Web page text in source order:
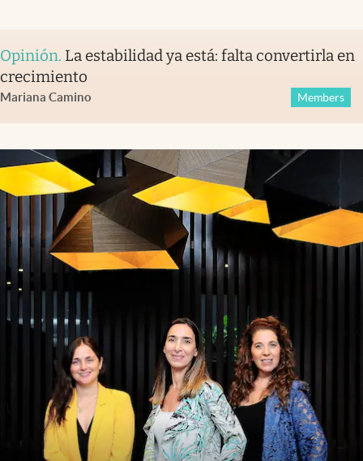
Opinión. La estabilidad ya está: falta convertirla en
crecimiento
Mariana Camino Members